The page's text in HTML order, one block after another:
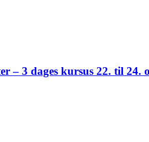
– 3 dages kursus 22. til 24.